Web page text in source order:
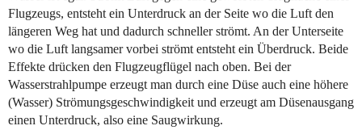
Flugzeugs, entsteht ein Unterdruck an der Seite wo die Luft den
längeren Weg hat und dadurch schneller strömt. An der Unterseite
wo die Luft langsamer vorbei strömt entsteht ein Überdruck. Beide
Effekte drücken den Flugzeugflügel nach oben. Bei der
Wasserstrahlpumpe erzeugt man durch eine Düse auch eine höhere
(Wasser) Strömungsgeschwindigkeit und erzeugt am Düsenausgang
einen Unterdruck, also eine Saugwirkung.